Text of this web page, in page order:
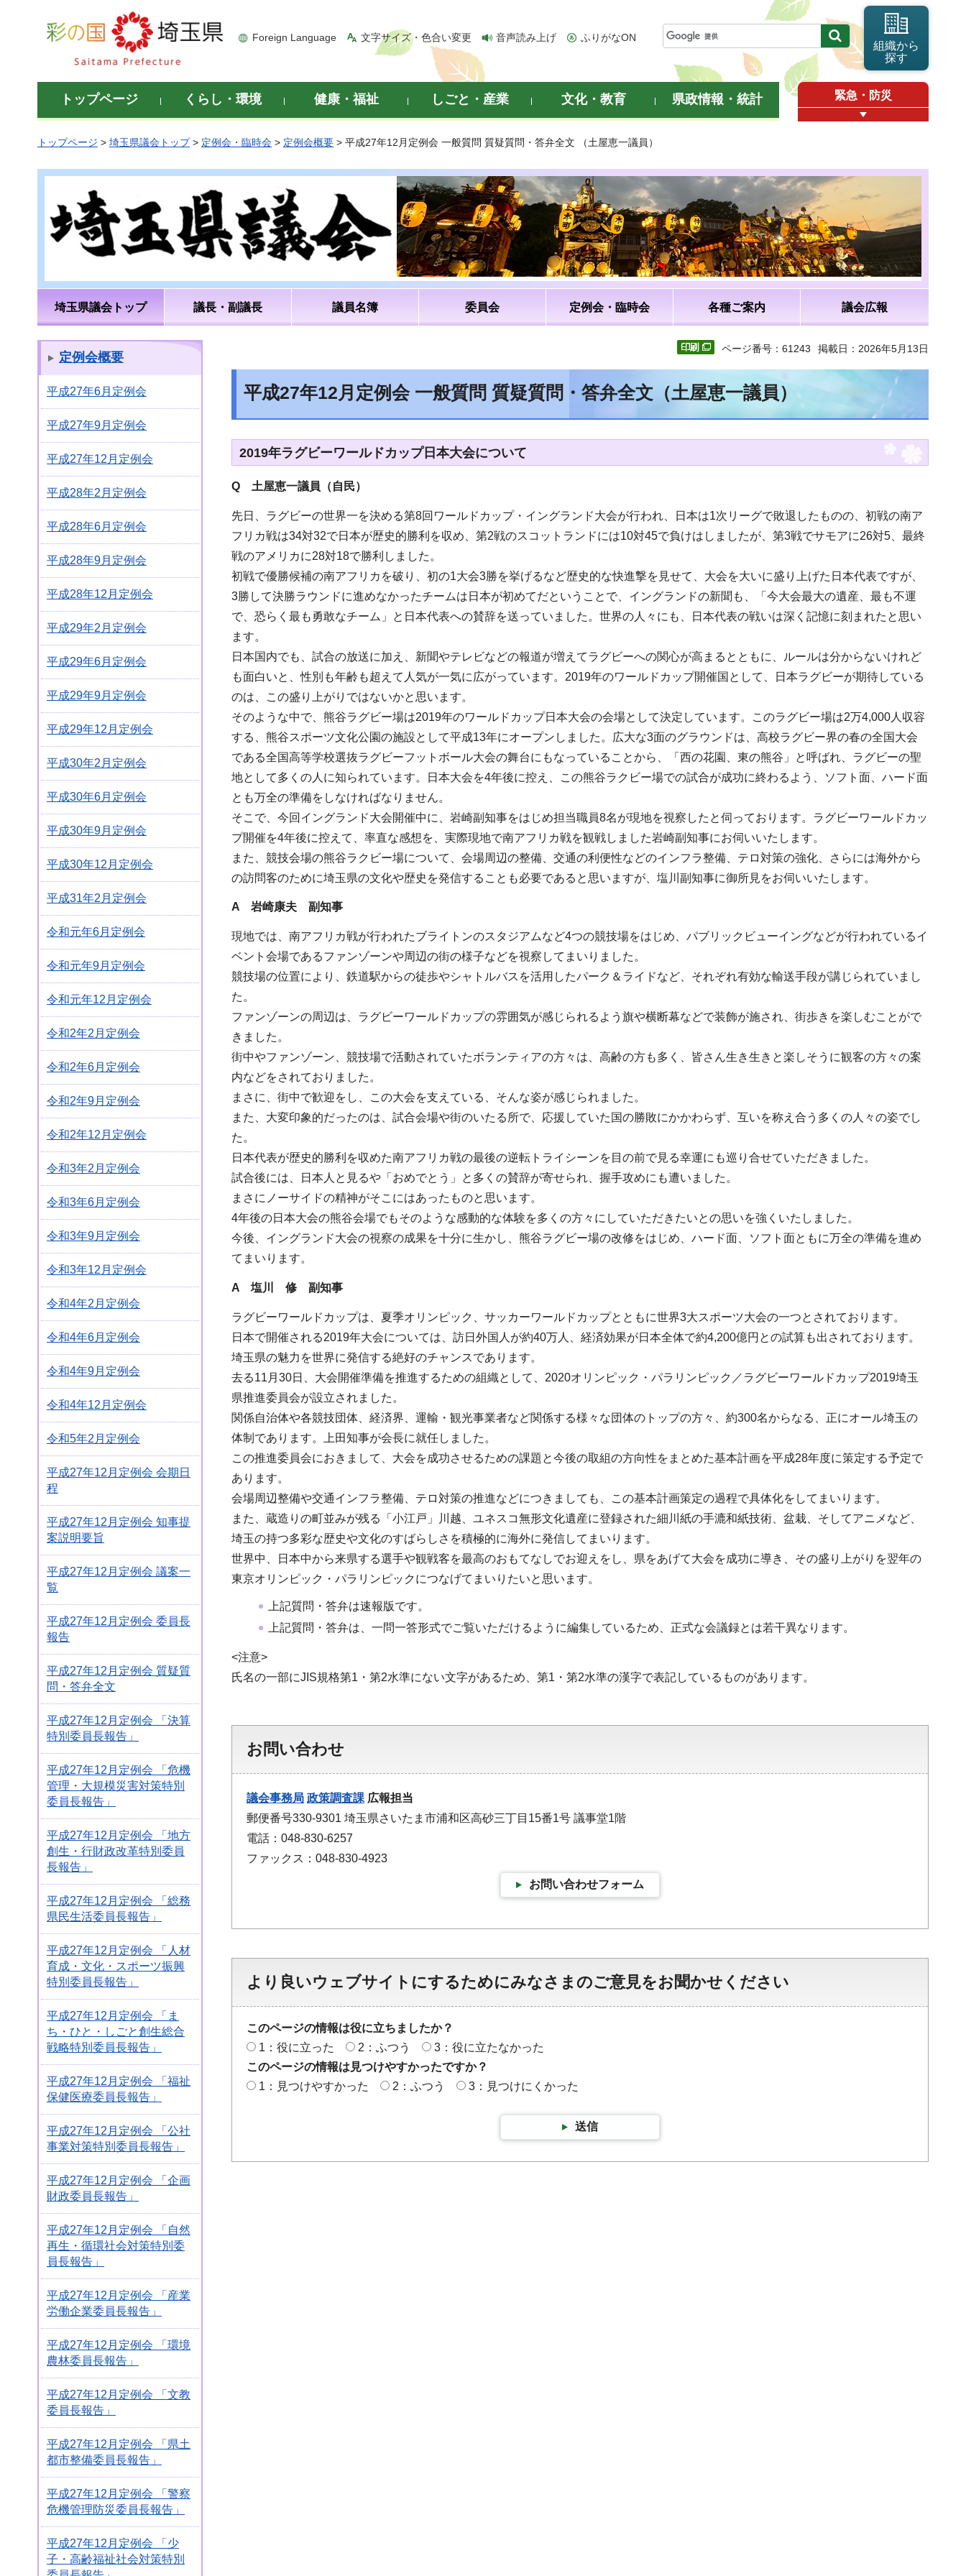
彩の国 埼玉県
Foreign Language 文字サイズ・色合い変更 音声読み上げ ふりがなON
組織から
探す
トップページ くらし・環境 健康・福祉 しごと・産業 文化・教育 県政情報・統計 緊急・防災
トップページ > 埼玉県議会トップ> 定例会・臨時会 > 定例会概要 > 平成27年12月定例会 一般質問 質疑質問・答弁全文 （土屋恵一議員）
埼玉県議会トップ 議長・副議長 議員名簿 委員会 定例会・臨時会 各種ご案内 議会広報
定例会概要
平成27年6月定例会
平成27年9月定例会
平成27年12月定例会
平成28年2月定例会
平成28年6月定例会
平成28年9月定例会
平成28年12月定例会
平成29年2月定例会
平成29年6月定例会
平成29年9月定例会
平成29年12月定例会
平成30年2月定例会
平成30年6月定例会
平成30年9月定例会
平成30年12月定例会
平成31年2月定例会
令和元年6月定例会
令和元年9月定例会
令和元年12月定例会
令和2年2月定例会
令和2年6月定例会
令和2年9月定例会
令和2年12月定例会
令和3年2月定例会
令和3年6月定例会
令和3年9月定例会
令和3年12月定例会
令和4年2月定例会
令和4年6月定例会
令和4年9月定例会
令和4年12月定例会
令和5年2月定例会
平成27年12月定例会 会期日
程
平成27年12月定例会 知事提
案説明要旨
平成27年12月定例会 議案一
覧
平成27年12月定例会 委員長
報告
平成27年12月定例会 質疑質
問・答弁全文
平成27年12月定例会 「決算
特別委員長報告」
平成27年12月定例会 「危機
管理・大規模災害対策特別
委員長報告」
平成27年12月定例会 「地方
創生・行財政改革特別委員
長報告」
平成27年12月定例会 「総務
県民生活委員長報告」
平成27年12月定例会 「人材
育成・文化・スポーツ振興
特別委員長報告」
平成27年12月定例会 「ま
ち・ひと・しごと創生総合
戦略特別委員長報告」
平成27年12月定例会 「福祉
保健医療委員長報告」
平成27年12月定例会 「公社
事業対策特別委員長報告」
平成27年12月定例会 「企画
財政委員長報告」
平成27年12月定例会 「自然
再生・循環社会対策特別委
員長報告」
平成27年12月定例会 「産業
労働企業委員長報告」
平成27年12月定例会 「環境
農林委員長報告」
平成27年12月定例会 「文教
委員長報告」
平成27年12月定例会 「県土
都市整備委員長報告」
平成27年12月定例会 「警察
危機管理防災委員長報告」
平成27年12月定例会 「少
子・高齢福祉社会対策特別
ページ番号：61243 掲載日：2026年5月13日
平成27年12月定例会 一般質問 質疑質問・答弁全文（土屋恵一議員）
2019年ラグビーワールドカップ日本大会について
Q 土屋恵一議員（自民）
先日、ラグビーの世界一を決める第8回ワールドカップ・イングランド大会が行われ、日本は1次リーグで敗退したものの、初戦の南ア
フリカ戦は34対32で日本が歴史的勝利を収め、第2戦のスコットランドには10対45で負けはしましたが、第3戦でサモアに26対5、最終
戦のアメリカに28対18で勝利しました。
初戦で優勝候補の南アフリカを破り、初の1大会3勝を挙げるなど歴史的な快進撃を見せて、大会を大いに盛り上げた日本代表ですが、
3勝して決勝ラウンドに進めなかったチームは日本が初めてだということで、イングランドの新聞も、「今大会最大の遺産、最も不運
で、恐らく最も勇敢なチーム」と日本代表への賛辞を送っていました。世界の人々にも、日本代表の戦いは深く記憶に刻まれたと思い
ます。
日本国内でも、試合の放送に加え、新聞やテレビなどの報道が増えてラグビーへの関心が高まるとともに、ルールは分からないけれど
も面白いと、性別も年齢も超えて人気が一気に広がっています。2019年のワールドカップ開催国として、日本ラグビーが期待している
のは、この盛り上がりではないかと思います。
そのような中で、熊谷ラグビー場は2019年のワールドカップ日本大会の会場として決定しています。このラグビー場は2万4,000人収容
する、熊谷スポーツ文化公園の施設として平成13年にオープンしました。広大な3面のグラウンドは、高校ラグビー界の春の全国大会
である全国高等学校選抜ラグビーフットボール大会の舞台にもなっていることから、「西の花園、東の熊谷」と呼ばれ、ラグビーの聖
地として多くの人に知られています。日本大会を4年後に控え、この熊谷ラクビー場での試合が成功に終わるよう、ソフト面、ハード面
とも万全の準備をしなければなりません。
そこで、今回イングランド大会開催中に、岩崎副知事をはじめ担当職員8名が現地を視察したと伺っております。ラグビーワールドカッ
プ開催を4年後に控えて、率直な感想を、実際現地で南アフリカ戦を観戦しました岩崎副知事にお伺いいたします。
また、競技会場の熊谷ラクビー場について、会場周辺の整備、交通の利便性などのインフラ整備、テロ対策の強化、さらには海外から
の訪問客のために埼玉県の文化や歴史を発信することも必要であると思いますが、塩川副知事に御所見をお伺いいたします。
A 岩崎康夫 副知事
現地では、南アフリカ戦が行われたブライトンのスタジアムなど4つの競技場をはじめ、パブリックビューイングなどが行われているイ
ベント会場であるファンゾーンや周辺の街の様子などを視察してまいりました。
競技場の位置により、鉄道駅からの徒歩やシャトルバスを活用したパーク＆ライドなど、それぞれ有効な輸送手段が講じられていまし
た。
ファンゾーンの周辺は、ラグビーワールドカップの雰囲気が感じられるよう旗や横断幕などで装飾が施され、街歩きを楽しむことがで
きました。
街中やファンゾーン、競技場で活動されていたボランティアの方々は、高齢の方も多く、皆さん生き生きと楽しそうに観客の方々の案
内などをされておりました。
まさに、街中で歓迎をし、この大会を支えている、そんな姿が感じられました。
また、大変印象的だったのは、試合会場や街のいたる所で、応援していた国の勝敗にかかわらず、互いを称え合う多くの人々の姿でし
た。
日本代表が歴史的勝利を収めた南アフリカ戦の最後の逆転トライシーンを目の前で見る幸運にも巡り合せていただきました。
試合後には、日本人と見るや「おめでとう」と多くの賛辞が寄せられ、握手攻めにも遭いました。
まさにノーサイドの精神がそこにはあったものと思います。
4年後の日本大会の熊谷会場でもそのような感動的な体験を多くの方々にしていただきたいとの思いを強くいたしました。
今後、イングランド大会の視察の成果を十分に生かし、熊谷ラグビー場の改修をはじめ、ハード面、ソフト面ともに万全の準備を進め
てまいります。
A 塩川 修 副知事
ラグビーワールドカップは、夏季オリンピック、サッカーワールドカップとともに世界3大スポーツ大会の一つとされております。
日本で開催される2019年大会については、訪日外国人が約40万人、経済効果が日本全体で約4,200億円との試算も出されております。
埼玉県の魅力を世界に発信する絶好のチャンスであります。
去る11月30日、大会開催準備を推進するための組織として、2020オリンピック・パラリンピック／ラグビーワールドカップ2019埼玉
県推進委員会が設立されました。
関係自治体や各競技団体、経済界、運輸・観光事業者など関係する様々な団体のトップの方々、約300名からなる、正にオール埼玉の
体制であります。上田知事が会長に就任しました。
この推進委員会におきまして、大会を成功させるための課題と今後の取組の方向性をまとめた基本計画を平成28年度に策定する予定で
あります。
会場周辺整備や交通インフラ整備、テロ対策の推進などにつきましても、この基本計画策定の過程で具体化をしてまいります。
また、蔵造りの町並みが残る「小江戸」川越、ユネスコ無形文化遺産に登録された細川紙の手漉和紙技術、盆栽、そしてアニメなど、
埼玉の持つ多彩な歴史や文化のすばらしさを積極的に海外に発信してまいります。
世界中、日本中から来県する選手や観戦客を最高のおもてなしでお迎えをし、県をあげて大会を成功に導き、その盛り上がりを翌年の
東京オリンピック・パラリンピックにつなげてまいりたいと思います。
上記質問・答弁は速報版です。
上記質問・答弁は、一問一答形式でご覧いただけるように編集しているため、正式な会議録とは若干異なります。
<注意>
氏名の一部にJIS規格第1・第2水準にない文字があるため、第1・第2水準の漢字で表記しているものがあります。
お問い合わせ
議会事務局 政策調査課広報担当
郵便番号330-9301 埼玉県さいたま市浦和区高砂三丁目15番1号 議事堂1階
電話：048-830-6257
ファックス：048-830-4923
お問い合わせフォーム
より良いウェブサイトにするためにみなさまのご意見をお聞かせください
このページの情報は役に立ちましたか？
1：役に立った
2：ふつう
3：役に立たなかった
このページの情報は見つけやすかったですか？
1：見つけやすかった
2：ふつう 3：見つけにくかった
送信